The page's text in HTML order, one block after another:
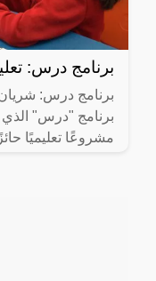
برنامج درس:
برنامج درس: شريان
مشروعًا تعليميًا